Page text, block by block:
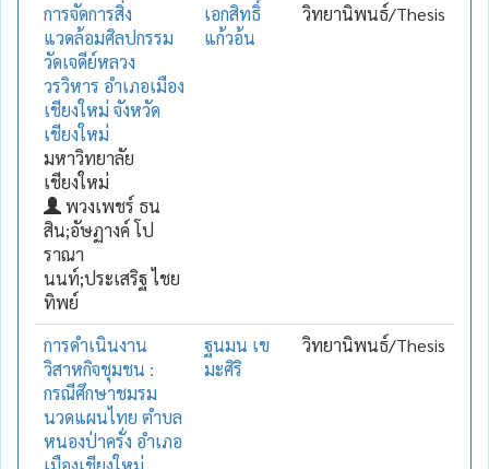
การจัดการสิ่ง
แวดล้อมศิลปกรรม
วัดเจดีย์หลวง
วรวิหาร อำเภอเมือง
เชียงใหม่ จังหวัด
เชียงใหม่
มหาวิทยาลัย
เชียงใหม่
พวงเพชร์ ธน
สิน;อัษฏางค์ โป
ราณา
นนท์;ประเสริฐ ไชย
ทิพย์
เอกสิทธิ์
แก้วอ้น
วิทยานิพนธ์/Thesis
การดำเนินงาน
วิสาหกิจชุมชน :
กรณีศึกษาชมรม
นวดแผนไทย ตำบล
หนองป่าครั่ง อำเภอ
ฐนมน เข
มะศิริ
วิทยานิพนธ์/Thesis